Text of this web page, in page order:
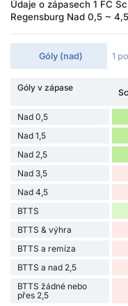
Údaje o zápasech 1 FC
Regensburg Nad 0,5 ~
Góly (nad) 1
Góly v zápase
Nad 0,5
Nad 1,5
Nad 2,5
Nad 3,5
Nad 4,5
BTTS
BTTS & výhra
BTTS a remíza
BTTS a nad 2,5
BTTS žádné nebo
přes 2,5